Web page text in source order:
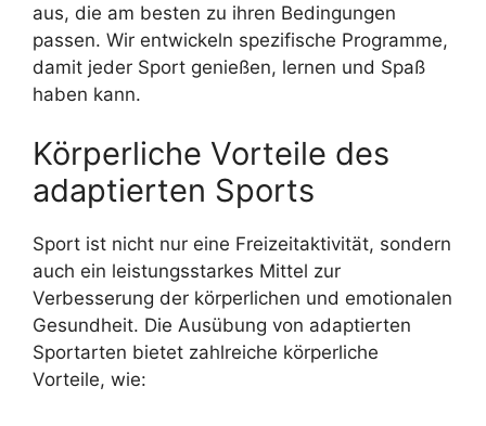
aus, die am besten zu ihren Bedingungen
passen. Wir entwickeln spezifische Programme,
damit jeder Sport genießen, lernen und Spaß
haben kann.
Körperliche Vorteile des
adaptierten Sports
Sport ist nicht nur eine Freizeitaktivität, sondern
auch ein leistungsstarkes Mittel zur
Verbesserung der körperlichen und emotionalen
Gesundheit. Die Ausübung von adaptierten
Sportarten bietet zahlreiche körperliche
Vorteile, wie: